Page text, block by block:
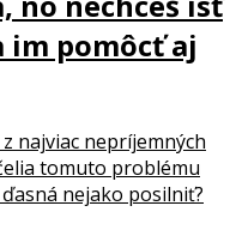
im pomôcť aj
najviac nepríjemných
tomuto problému
nejako posilniť?